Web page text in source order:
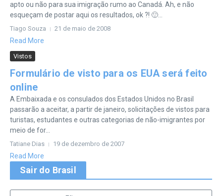
apto ou não para sua imigração rumo ao Canadá. Ah, e não
esqueçam de postar aqui os resultados, ok ?! 🙂...
Tiago Souza 21 de maio de 2008
Read More
Vistos
Formulário de visto para os EUA será feito
online
A Embaixada e os consulados dos Estados Unidos no Brasil
passarão a aceitar, a partir de janeiro, solicitações de vistos para
turistas, estudantes e outras categorias de não-imigrantes por
meio de for...
Tatiane Dias 19 de dezembro de 2007
Read More
Sair do Brasil